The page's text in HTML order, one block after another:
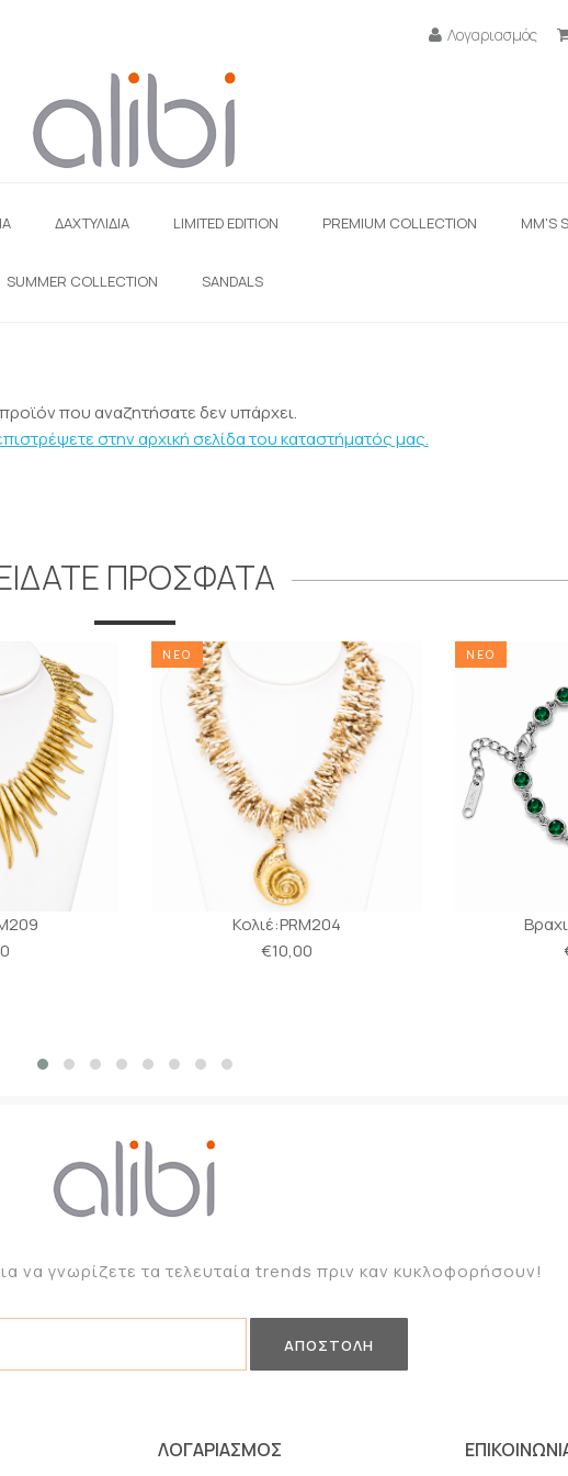
Λογαριασμός
ΔΑΧΤΥΛΙΔΙΑ LIMITED EDITION PREMIUM COLLECTION ΜΜ'S
SUMMER COLLECTION SANDALS
που αναζητήσατε δεν υπάρχει.
στην αρχική σελίδα του καταστήματός μας.
ΠΡΟΣΦΑΤΑ
ΝΕΟ
Κολιέ:PRM204
€10,00
ΝΕΟ
να γνωρίζετε τα τελευταία trends πριν καν κυκλοφορήσουν!
ΛΟΓΑΡΙΑΣΜΟΣ